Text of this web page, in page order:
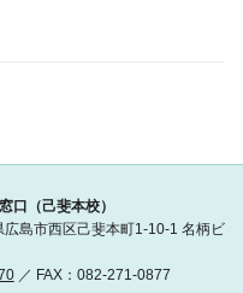
口（己斐本校）
島市西区己斐本町1-10-1 名柄ビ
／ FAX：082-271-0877